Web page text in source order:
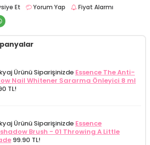
Et Yorum Yap Fiyat Alarmı
Ürünü Siparişinizde Essence The Anti-
Nail Whitener Sararma Önleyici 8 ml
TL!
Ürünü Siparişinizde Essence
Brush - 01 Throwing A Little
99.90 TL!